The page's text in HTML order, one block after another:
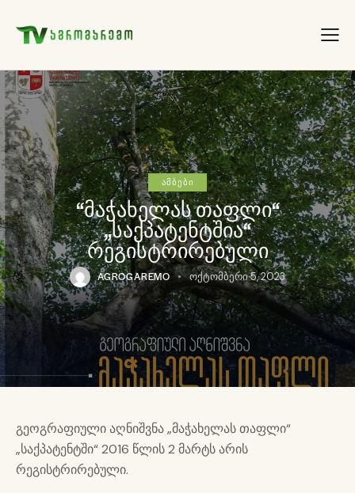
ᲐᲛᲑᲔᲑᲘ
“მაჭახელას თაფლი“
„საქპატენტშია“
რეგისტრირებული
AGROGAREMO ოქტომბერი 5, 2023
გეოგრაფიული აღნიშვნა „მაჭახელას თაფლი“
„საქპატენტში“ 2016 წლის 2 მარტს არის
რეგისტრირებული.